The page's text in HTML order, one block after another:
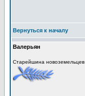
Вернуться к началу
Валерьян
Старейшина новоземельцев